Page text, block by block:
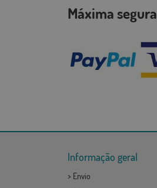
Máxima
Informação geral
> Envio